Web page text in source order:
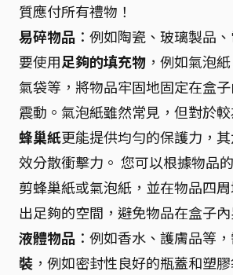
質應付所有禮物！
易碎物品 ：例如陶瓷、玻璃製品
要使用足夠的填充物 ，例如氣泡
氣袋等，將物品牢固地固定在盒
震動。氣泡紙雖然常見，但對於較
蜂巢紙更能提供均勻的保護力，
效分散衝擊力。 您可以根據物品
剪蜂巢紙或氣泡紙，並在物品四
出足夠的空間，避免物品在盒子內
液體物品 ：例如香水、護膚品等
裝 ，例如密封性良好的瓶蓋和塑